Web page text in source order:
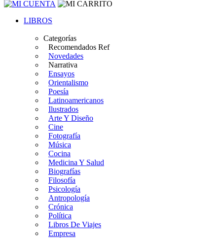
LIBROS
Categorías
Recomendados Ref
Novedades
Narrativa
Ensayos
Orientalismo
Poesía
Latinoamericanos
Ilustrados
Arte Y Diseño
Cine
Fotografía
Música
Cocina
Medicina Y Salud
Biografías
Filosofía
Psicología
Antropología
Crónica
Política
Libros De Viajes
Empresa